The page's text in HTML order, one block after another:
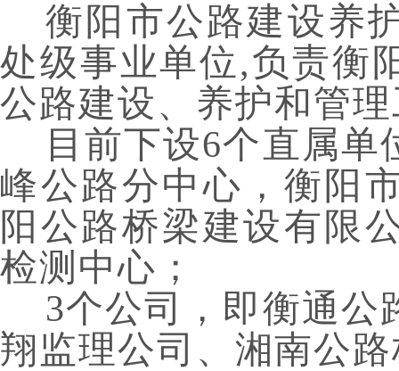
衡阳市公路建设养
处级事业单位,负责衡
公路建设、养护和管
目前下设6个直属单
峰公路分中心，衡阳
阳公路桥梁建设有限
检测中心；
3个公司，即衡通公
翔监理公司、湘南公